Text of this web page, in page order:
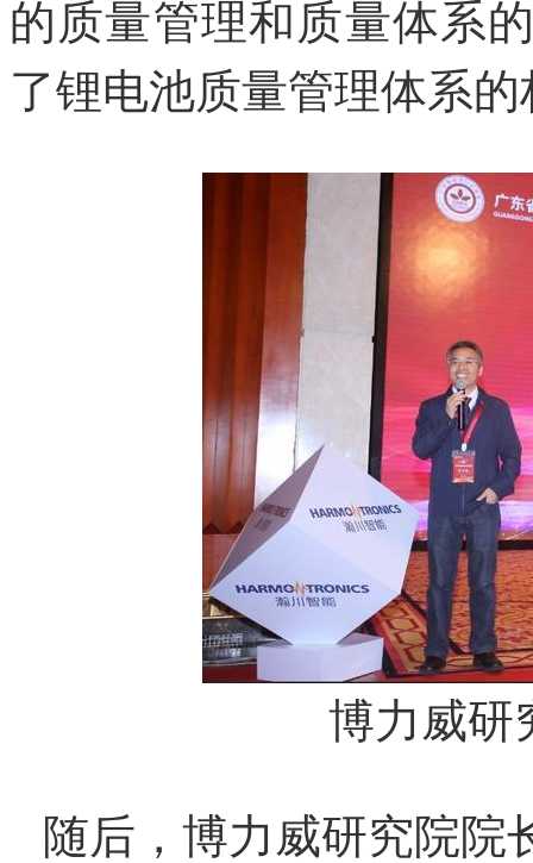
的质量管理和质量体系
了锂电池质量管理体系
博力威研
随后，博力威研究院院